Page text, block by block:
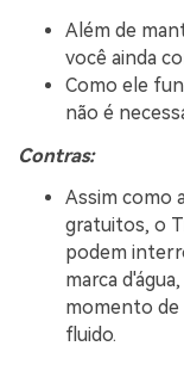
Além de
você ainda
Como ele
não é
Contras:
Assim como
gratuitos, o
podem
marca
momento
fluido.